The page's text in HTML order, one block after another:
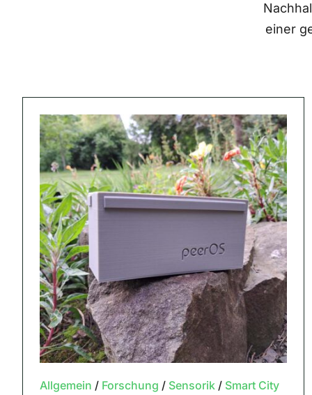
einer
Allgemein / Forschung / Sensorik/ Smart City